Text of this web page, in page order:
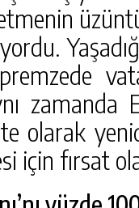
zamanda
olarak
için fırsat